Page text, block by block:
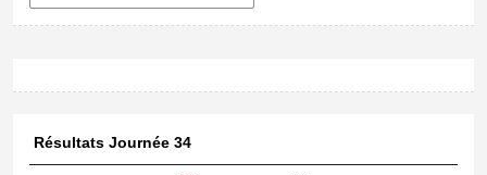
Résultats Journée 34